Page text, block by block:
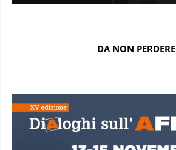
DA NON PERDERE